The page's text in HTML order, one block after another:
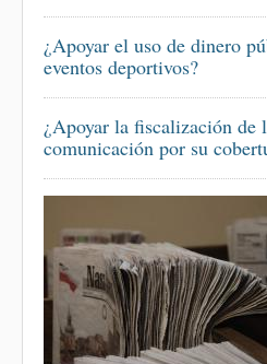
¿Apoyar el uso de dinero
eventos deportivos?
¿Apoyar la fiscalización de
comunicación por su